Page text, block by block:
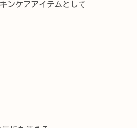
ンケアアイテムとして